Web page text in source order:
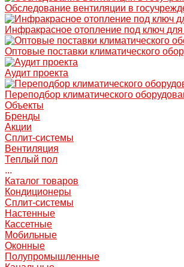
Обследование вентиляции в
Инфракрасное отопление под ключ
Оптовые поставки климатического
Аудит проекта
Переподбор климатического
Объекты
Бренды
Акции
Сплит-системы
Вентиляция
Теплый пол
...
Каталог товаров
Кондиционеры
Сплит-системы
Настенные
Кассетные
Мобильные
Оконные
Полупромышленные